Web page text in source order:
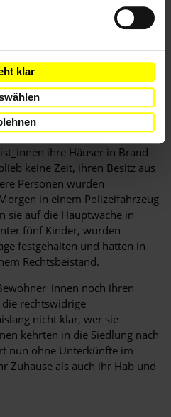
klar
durchsuchte und zerstörte die
Polizist_innen waren
oder führten Hunde mit
weder vorher informiert, noch
Man gab ihnen nur 10
aus ihren Behausungen
ihre Häuser in Brand
keine Zeit, ihren Besitz aus
Personen wurden
in einem Polizeifahrzeug
sie auf die Hauptwache in
fünf Kinder, wurden
festgehalten und hatten in
Rechtsbeistand.
noch ihren
rechtswidrige
nicht klar, wer sie
kehrten in die Siedlung nach
nun ohne Unterkünfte im
Zuhause als auch ihr Hab und